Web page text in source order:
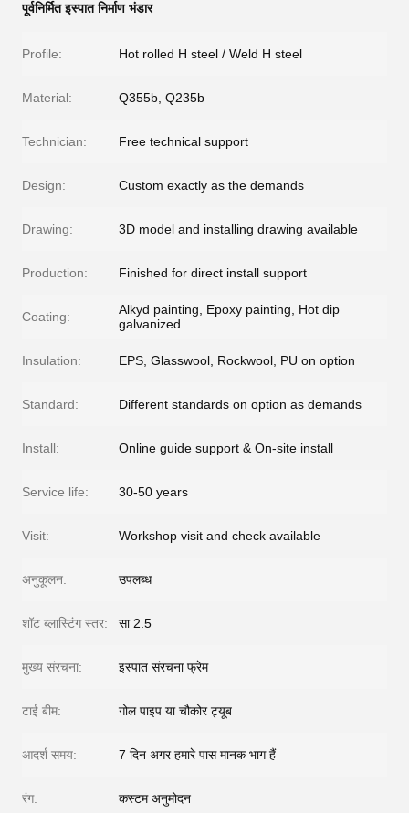
पूर्वनिर्मित इस्पात निर्माण भंडार
Profile: Hot rolled H steel / Weld H steel
Material: Q355b, Q235b
Technician: Free technical support
Design: Custom exactly as the demands
Drawing: 3D model and installing drawing available
Production: Finished for direct install support
Coating:
Alkyd painting, Epoxy painting, Hot dip
galvanized
Insulation: EPS, Glasswool, Rockwool, PU on option
Standard: Different standards on option as demands
Install: Online guide support & On-site install
Service life: 30-50 years
Visit: Workshop visit and check available
अनुकूलन: उपलब्ध
शॉट ब्लास्टिंग स्तर: सा 2.5
मुख्य संरचना: इस्पात संरचना फ्रेम
टाई बीम: गोल पाइप या चौकोर ट्यूब
आदर्श समय: 7 दिन अगर हमारे पास मानक भाग हैं
रंग: कस्टम अनुमोदन